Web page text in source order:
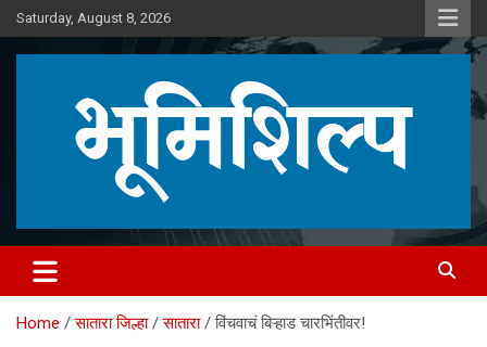
Skip
to
content
Saturday, August 8, 2026
Home सातारा जिल्हा सातारा विंचवाचं बिऱ्हाड चारभिंतीवर!